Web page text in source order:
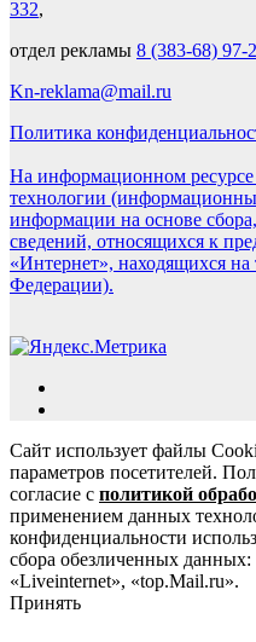
332,
отдел рекламы 8 (383-68) 97-
Kn-reklama@mail.ru
Политика
На информационном
технологии
информации на основе
сведений, относящихся к
«Интернет», находящихся
Федерации).
Сайт использует файлы
параметров посетителей.
согласие с политикой
применением данных
конфиденциальности
сбора обезличенных
«Liveinternet», «top.Mail.ru».
Принять